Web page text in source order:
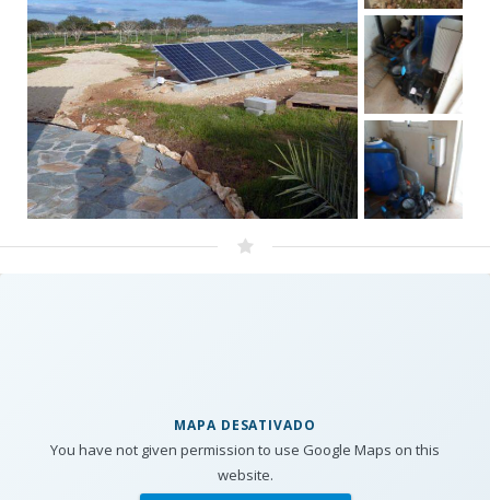
MAPA DESATIVADO
You have not given permission to use Google Maps on this
website.